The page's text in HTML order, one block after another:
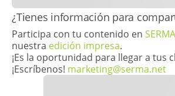
​¿Tienes información para
Participa con tu contenido en
nuestra edición impresa.
¡Es la oportunidad para llegar a tus
¡Escríbenos! marketing@serma.net